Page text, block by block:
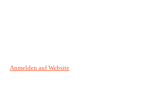
Anmelden auf Website